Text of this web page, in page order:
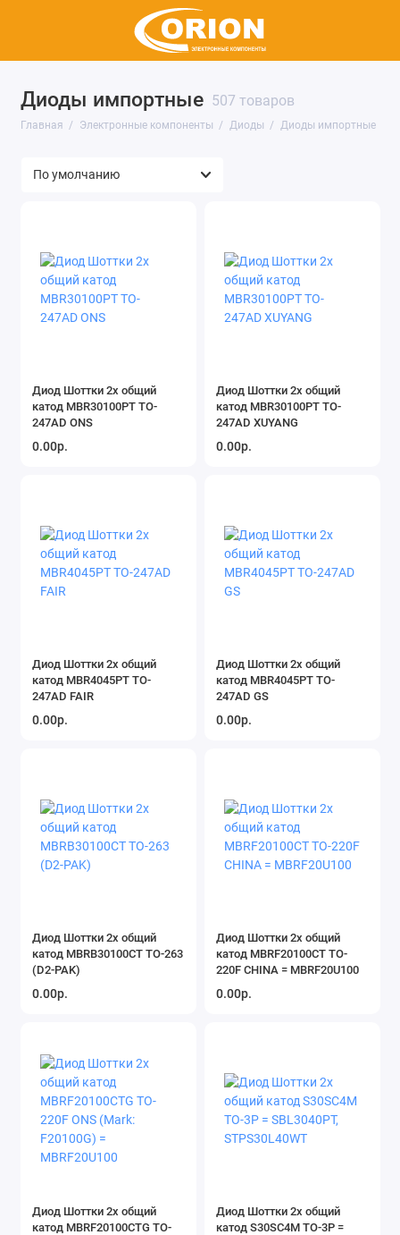
Диоды импортные 507 товаров
Главная Электронные компоненты Диоды Диоды импортные
Микросхемы
Полупроводниковые модули
Конденсаторы
Диоды
Резонаторы и фильтры
Устройства защиты
Акустические компоненты
Диод Шоттки 2х общий
катод MBR30100PT TO-
247AD ONS
0.00р.
Диод Шоттки 2х общий
катод MBR30100PT TO-
247AD XUYANG
0.00р.
Диод Шоттки 2х общий
катод MBR4045PT TO-
247AD FAIR
0.00р.
Диод Шоттки 2х общий
катод MBR4045PT TO-
247AD GS
0.00р.
Диод Шоттки 2х общий
катод MBRB30100CT TO-263
(D2-PAK)
0.00р.
Диод Шоттки 2х общий
катод MBRF20100CT TO-
220F CHINA = MBRF20U100
0.00р.
Диод Шоттки 2х общий
катод MBRF20100CTG TO-
Диод Шоттки 2х общий
катод S30SC4M TO-3P =